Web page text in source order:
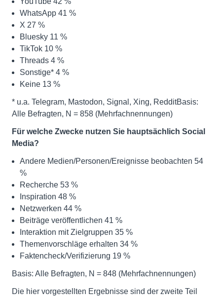
WhatsApp 41 %
X 27 %
Bluesky 11 %
TikTok 10 %
Threads 4 %
Sonstige* 4 %
Keine 13 %
* u.a. Telegram, Mastodon, Signal, Xing, RedditBasis:
Alle Befragten, N = 858 (Mehrfachnennungen)
Für welche Zwecke nutzen Sie hauptsächlich Social
Media?
Andere Medien/Personen/Ereignisse beobachten 54
%
Recherche 53 %
Inspiration 48 %
Netzwerken 44 %
Beiträge veröffentlichen 41 %
Interaktion mit Zielgruppen 35 %
Themenvorschläge erhalten 34 %
Faktencheck/Verifizierung 19 %
Basis: Alle Befragten, N = 848 (Mehrfachnennungen)
Die hier vorgestellten Ergebnisse sind der zweite Teil